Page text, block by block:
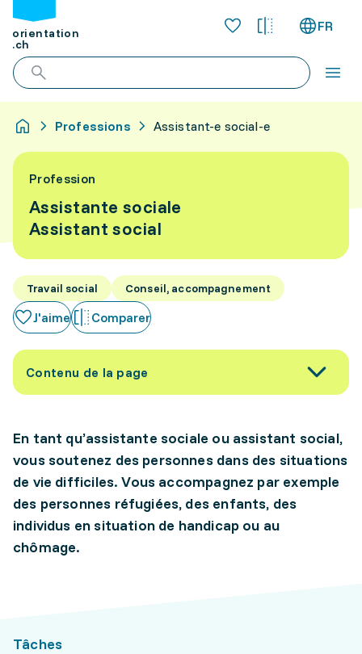
orientation
.ch
FR
Professions Assistant-e social-e
Profession
Assistante sociale
Assistant social
Travail social Conseil, accompagnement
J'aime Comparer
Contenu de la page
En tant qu’assistante sociale ou assistant social,
vous soutenez des personnes dans des situations
de vie difficiles. Vous accompagnez par exemple
des personnes réfugiées, des enfants, des
individus en situation de handicap ou au
chômage.
Tâches